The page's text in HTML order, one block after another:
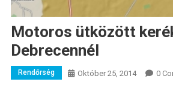
Motoros ütközött
Debrecennél
Rendőrség Október 25, 2014 0